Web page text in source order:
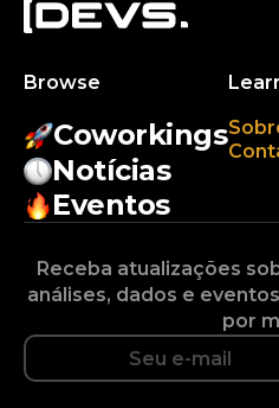
Browse
Coworkings
Notícias
Eventos
Receba atualizações
análises, dados e
por